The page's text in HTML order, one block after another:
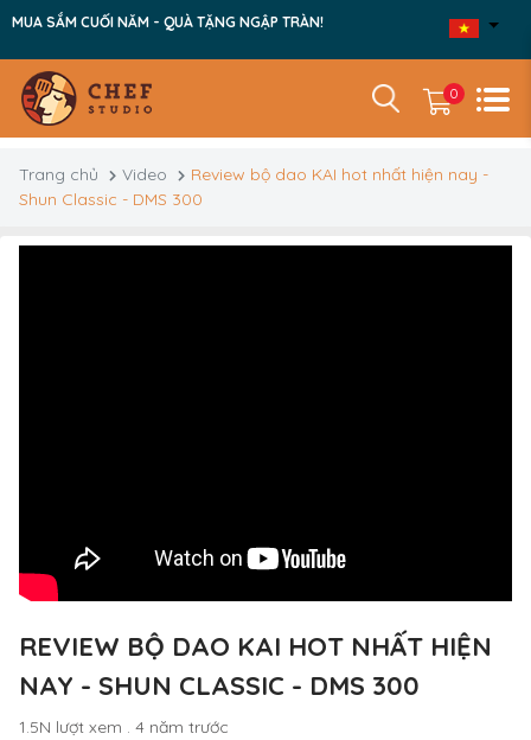
MUA SẮM CUỐI NĂM - QUÀ TẶNG NGẬP TRÀN!
0
Trang chủ Video
Review bộ dao KAI hot nhất hiện nay -
Shun Classic - DMS 300
REVIEW BỘ DAO KAI HOT NHẤT HIỆN
NAY - SHUN CLASSIC - DMS 300
1.5N lượt xem . 4 năm trước